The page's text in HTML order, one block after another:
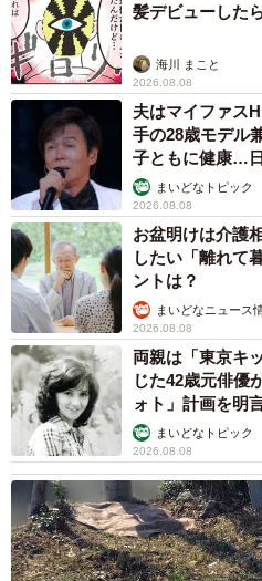
――この公園に、カラスはよく
人生いちかパチかさん：カラス
に注意という看板が公園内に
かし、このカラスも、人間と
してササっと奪っていったの
いないです！
――その他、カラスについて衝
人生いちかパチかさん：同じ
かりのスズメの雛をくわえて
あります。鳥が鳥をくわえる
都心部のゴミを漁るカラスと違
に積極的なのかも…？
◇ ◇
「人口3万以下の小さな田舎町
髪デビューした
海川 まこと
2026.08.08
夫はマイファス
手の28歳モデル
子ともに健康…
まいどなトピック
2026.08.08
お盆明けは介護
したい「離れて
ントは？
まいどなニュース
2026.08.08
両親は「東京キ
じた42歳元俳優
ォト」計画を明
む」まいどなトピック
2026.08.08